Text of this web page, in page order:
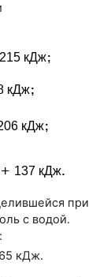
при
с водой.
кДж.